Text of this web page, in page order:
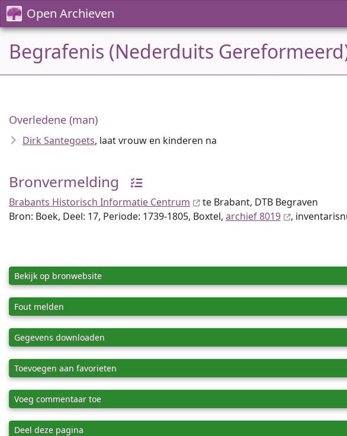
Open Archieven
Begrafenis (Nederduits
Overledene (man)
Dirk Santegoets, laat vrouw en kinderen na
Bronvermelding
Brabants Historisch Informatie Centrum
te Brabant, DTB Begraven
Bron: Boek, Deel: 17, Periode: 1739-1805, Boxtel, archief 8019 ,
Bekijk op bronwebsite
Fout melden
Gegevens downloaden
Toevoegen aan favorieten
Voeg commentaar toe
Deel deze pagina